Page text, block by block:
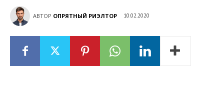
АВТОР ОПРЯТНЫЙ РИЭЛТОР 10.02.2020